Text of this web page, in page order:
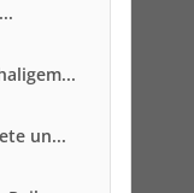
un...